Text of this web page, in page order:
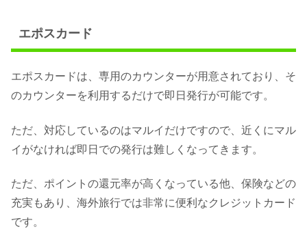
エポスカード
エポスカードは、専用のカウンターが用意されており、そ
のカウンターを利用するだけで即日発行が可能です。
ただ、対応しているのはマルイだけですので、近くにマル
イがなければ即日での発行は難しくなってきます。
ただ、ポイントの還元率が高くなっている他、保険などの
充実もあり、海外旅行では非常に便利なクレジットカード
です。